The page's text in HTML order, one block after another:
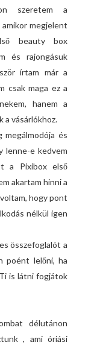
szeretem a
megjelent
beauty box
és rajongásuk
írtam már a
csak maga ez a
hanem a
a vásárlókhoz.
megálmodója és
lenne-e kedvem
a Pixibox első
akartam hinni a
hogy pont
nélkül igen
összefoglalót a
poént lelőni, ha
is látni fogjátok
délutánon
, ami óriási